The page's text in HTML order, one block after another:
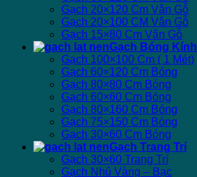
Gạch 20×120 Cm Vân Gỗ
Gạch 20×100 CM Vân Gỗ
Gạch 15×80 Cm Vân Gỗ
Gạch Bóng Kính
Gạch 100×100 Cm ( 1 Mét)
Gạch 60×120 Cm Bóng
Gạch 80×80 Cm Bóng
Gạch 60×60 Cm Bóng
Gạch 80×160 Cm Bóng
Gạch 75×150 Cm Bóng
Gạch 30×60 Cm Bóng
Gạch Trang Trí
Gạch 30×60 Trang Trí
Gạch Nhủ Vàng – Bạc